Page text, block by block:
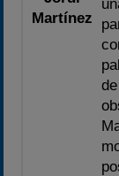
Martínez